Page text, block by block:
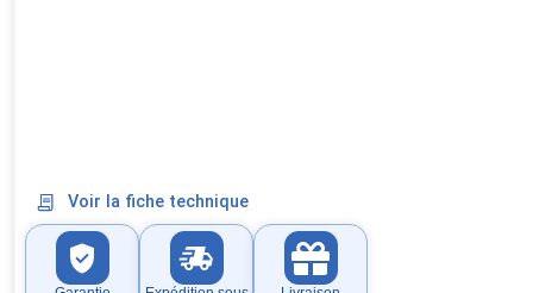
Voir la fiche technique